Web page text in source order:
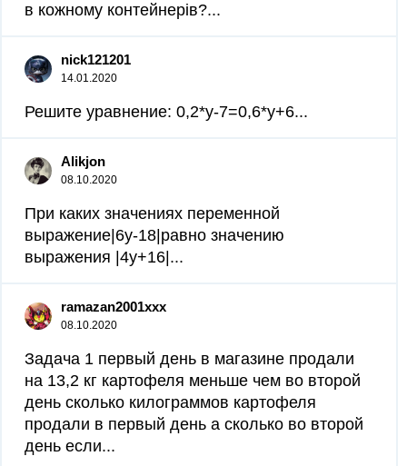
в кожному контейнерів?...
nick121201
14.01.2020
Решите уравнение: 0,2*y-7=0,6*y+6...
Alikjon
08.10.2020
При каких значениях переменной
выражение|6y-18|равно значению
выражения |4y+16|...
ramazan2001xxx
08.10.2020
Задача 1 первый день в магазине продали
на 13,2 кг картофеля меньше чем во второй
день сколько килограммов картофеля
продали в первый день а сколько во второй
день если...